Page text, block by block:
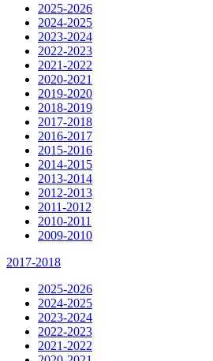
2025-2026
2024-2025
2023-2024
2022-2023
2021-2022
2020-2021
2019-2020
2018-2019
2017-2018
2016-2017
2015-2016
2014-2015
2013-2014
2012-2013
2011-2012
2010-2011
2009-2010
2017-2018
2025-2026
2024-2025
2023-2024
2022-2023
2021-2022